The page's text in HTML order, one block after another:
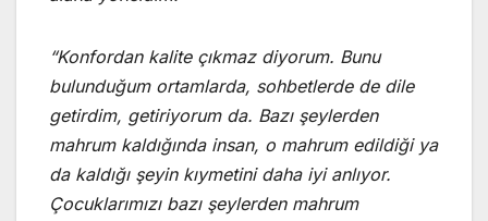
“Konfordan kalite çıkmaz diyorum. Bunu
bulunduğum ortamlarda, sohbetlerde de dile
getirdim, getiriyorum da. Bazı şeylerden
mahrum kaldığında insan, o mahrum edildiği ya
da kaldığı şeyin kıymetini daha iyi anlıyor.
Çocuklarımızı bazı şeylerden mahrum